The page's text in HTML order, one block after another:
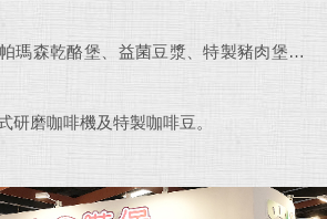
瑪森乾酪堡、益菌豆漿、特製豬肉堡…
研磨咖啡機及特製咖啡豆。